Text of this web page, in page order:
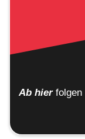
Ab hier folgen